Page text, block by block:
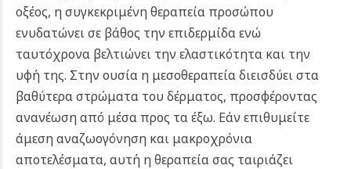
οξέος, η συγκεκριμένη θεραπεία προσώπου
ενυδατώνει σε βάθος την επιδερμίδα ενώ
ταυτόχρονα βελτιώνει την ελαστικότητα και την
υφή της. Στην ουσία η μεσοθεραπεία διεισδύει στα
βαθύτερα στρώματα του δέρματος, προσφέροντας
ανανέωση από μέσα προς τα έξω. Εάν επιθυμείτε
άμεση αναζωογόνηση και μακροχρόνια
αποτελέσματα, αυτή η θεραπεία σας ταιριάζει